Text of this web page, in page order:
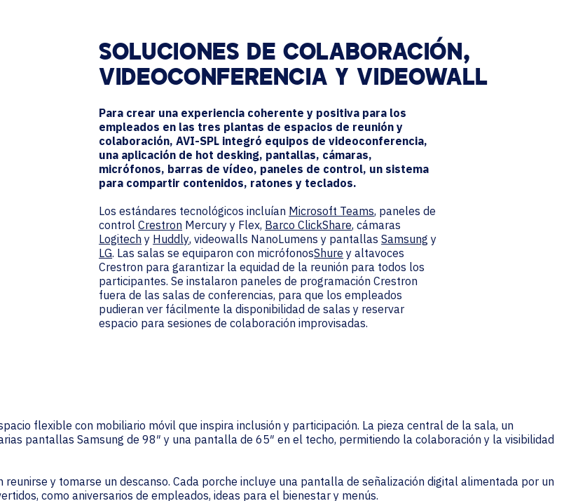
SOLUCIONES DE COLABORACIÓN,
VIDEOCONFERENCIA Y VIDEOWALL
Para crear una experiencia coherente y positiva para los
empleados en las tres plantas de espacios de reunión y
colaboración, AVI-SPL integró equipos de videoconferencia,
una aplicación de hot desking, pantallas, cámaras,
micrófonos, barras de vídeo, paneles de control, un sistema
para compartir contenidos, ratones y teclados.
Los estándares tecnológicos incluían Microsoft Teams, paneles de
controlCrestron Mercury y Flex, Barco ClickShare, cámaras
Logitech y Huddly, videowalls NanoLumens y pantallasSamsung y
LG. Las salas se equiparon con micrófonosShure y altavoces
Crestron para garantizar la equidad de la reunión para todos los
participantes. Se instalaron paneles de programación Crestron
fuera de las salas de conferencias, para que los empleados
pudieran ver fácilmente la disponibilidad de salas y reservar
espacio para sesiones de colaboración improvisadas.
flexible con mobiliario móvil que inspira inclusión y participación. La pieza central de la sala, un
pantallas Samsung de 98″ y una pantalla de 65″ en el techo, permitiendo la colaboración y la visibilidad
y tomarse un descanso. Cada porche incluye una pantalla de señalización digital alimentada por un
como aniversarios de empleados, ideas para el bienestar y menús.